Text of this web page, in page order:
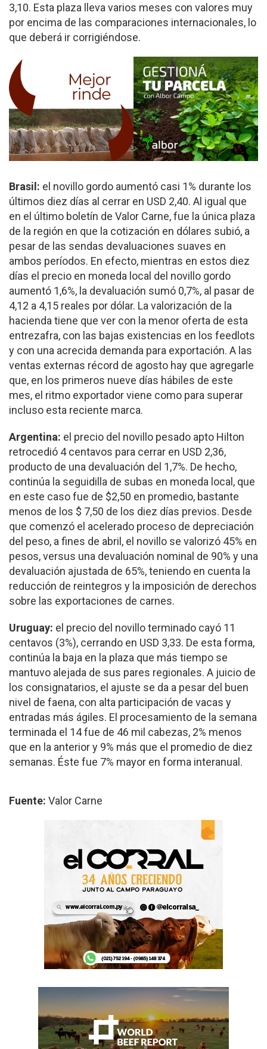
3,10. Esta plaza lleva varios meses con valores muy
por encima de las comparaciones internacionales, lo
que deberá ir corrigiéndose.
Brasil: el novillo gordo aumentó casi 1% durante los
últimos diez días al cerrar en USD 2,40. Al igual que
en el último boletín de Valor Carne, fue la única plaza
de la región en que la cotización en dólares subió, a
pesar de las sendas devaluaciones suaves en
ambos períodos. En efecto, mientras en estos diez
días el precio en moneda local del novillo gordo
aumentó 1,6%, la devaluación sumó 0,7%, al pasar de
4,12 a 4,15 reales por dólar. La valorización de la
hacienda tiene que ver con la menor oferta de esta
entrezafra, con las bajas existencias en los feedlots
y con una acrecida demanda para exportación. A las
ventas externas récord de agosto hay que agregarle
que, en los primeros nueve días hábiles de este
mes, el ritmo exportador viene como para superar
incluso esta reciente marca.
Argentina: el precio del novillo pesado apto Hilton
retrocedió 4 centavos para cerrar en USD 2,36,
producto de una devaluación del 1,7%. De hecho,
continúa la seguidilla de subas en moneda local, que
en este caso fue de $2,50 en promedio, bastante
menos de los $ 7,50 de los diez días previos. Desde
que comenzó el acelerado proceso de depreciación
del peso, a fines de abril, el novillo se valorizó 45% en
pesos, versus una devaluación nominal de 90% y una
devaluación ajustada de 65%, teniendo en cuenta la
reducción de reintegros y la imposición de derechos
sobre las exportaciones de carnes.
Uruguay: el precio del novillo terminado cayó 11
centavos (3%), cerrando en USD 3,33. De esta forma,
continúa la baja en la plaza que más tiempo se
mantuvo alejada de sus pares regionales. A juicio de
los consignatarios, el ajuste se da a pesar del buen
nivel de faena, con alta participación de vacas y
entradas más ágiles. El procesamiento de la semana
terminada el 14 fue de 46 mil cabezas, 2% menos
que en la anterior y 9% más que el promedio de diez
semanas. Éste fue 7% mayor en forma interanual.
Fuente: Valor Carne